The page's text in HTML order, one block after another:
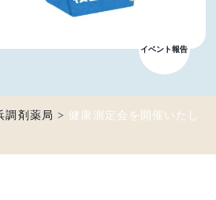
イベント報告
調剤薬局 > 健康測定会を開催いたし